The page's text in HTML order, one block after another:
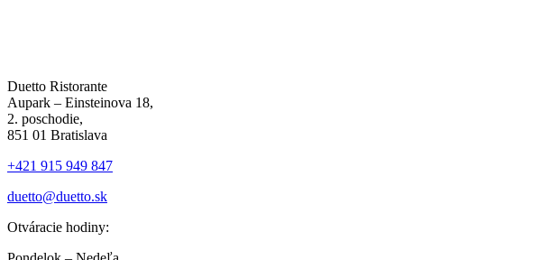
Duetto Ristorante
Aupark – Einsteinova 18,
2. poschodie,
851 01 Bratislava
+421 915 949 847
duetto@duetto.sk
Otváracie hodiny: